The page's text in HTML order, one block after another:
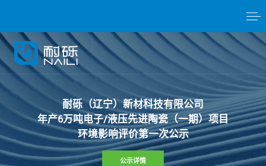
耐砾（辽宁）新材科技有限公司
年产6万吨电子/液压先进陶瓷（一期）项目
环境影响评价第一次公示
公示详情